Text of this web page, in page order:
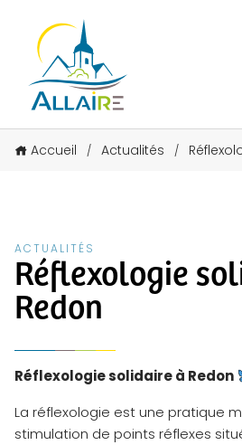
Accueil / Actualités /
ACTUALITÉS
Réflexologie
Redon
Réflexologie solidaire à Redon
La réflexologie est une pratique
stimulation de points réflexes